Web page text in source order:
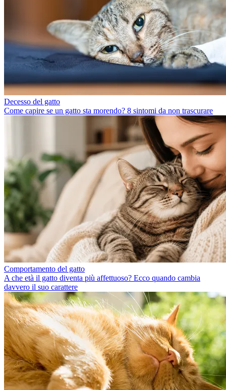
Decesso del gatto
Come capire se un gatto sta morendo? 8 sintomi da non trascurare
Comportamento del gatto
A che età il gatto diventa più affettuoso? Ecco quando cambia
davvero il suo carattere